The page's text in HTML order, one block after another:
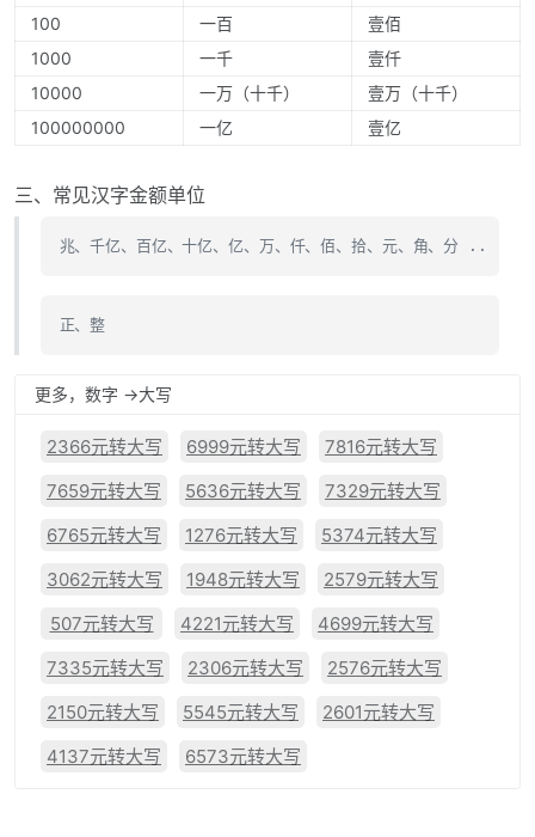
100
一百
壹佰
1000
一千
壹仟
10000
一万（十千）
壹万（十千）
100000000
一亿 壹亿
三、常见汉字金额单位
兆、千亿、百亿、十亿、亿、万、仟、佰、拾、元、角、分 ..
正、整
更多，数字 ->大写
2366元转大写 6999元转大写
7816元转大写
7659元转大写
5636元转大写
7329元转大写
6765元转大写
1276元转大写
5374元转大写
3062元转大写
1948元转大写
2579元转大写
507元转大写
4221元转大写
4699元转大写
7335元转大写
2306元转大写
2576元转大写
2150元转大写
5545元转大写
2601元转大写
4137元转大写
6573元转大写